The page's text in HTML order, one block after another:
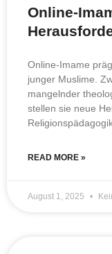
Online-
Online-Imame
junger Muslime.
mangelnder
stellen sie neue
READ MORE »
August 1, 2025